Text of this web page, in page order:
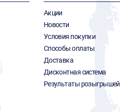
Акции
Новости
Условия покупки
Способы оплаты
Доставка
Дисконтная система
Результаты розыгрышей